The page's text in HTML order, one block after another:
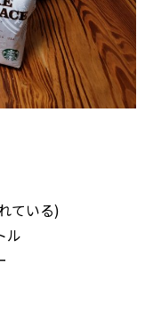
ている)
ル